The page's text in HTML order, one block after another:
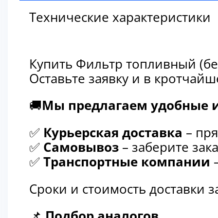
Технические характеристики
Купить Фильтр топливный
Оставьте заявку и в
🚚Мы предлагаем удобные
✅ Курьерская доставка –
✅ Самовывоз – заберите
✅ Транспортные компании
Сроки и стоимость доставки